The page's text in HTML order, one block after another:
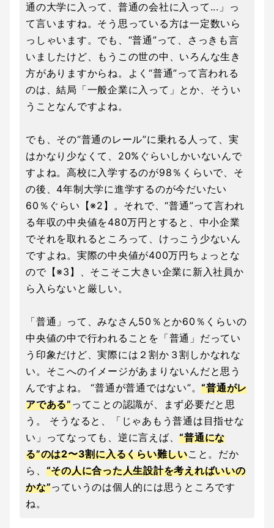
通の大学に入って、普通の会社に入って...」っ
て言いますね。そう思っている方は一定数いら
っしゃいます。でも、“普通”って、さっきも言
いましたけど、もうこの世の中、いろんな生き
方がありますからね。よく“普通”って言われる
のは、結局「一般企業に入って」とか、そうい
うことなんですよね。
でも、その“普通のレール”に乗れる人って、実
はかなり少なくて、20%ぐらいしかいないんで
すよね。高校に入学するのが98％くらいで、そ
の後、4年制大学に進学するのが今だいたい
60％ぐらい【※2】。それで、“普通”って言われ
る年収の中央値を480万円とすると、中小企業
でそれを取れるところって、けっこう少ないん
ですよね。実際の中央値が400万円ちょっとな
ので【※3】、そこそこ大きい企業に新入社員か
ら入らないと厳しい。
「普通」って、みなさん50％とか60％くらいの
中央値の中で行われることを「普通」だってい
う印象だけど、実際には２割か３割しかなれな
い。そこへのイメージがあまりないんだと思う
んですよね。 “普通が普通ではない”。“普通がレ
アである”ってことの認識が、まず必要だと思
う。 そうなると、「じゃあもう普通は目指せな
い」ってなっても、逆に言えば、“普通にな
る”のは2〜3割に入るくらい難しいこと。だか
ら、 “その人に合った人生設計を考えればいいの
かな”っていうのは個人的には思うところです
ね。